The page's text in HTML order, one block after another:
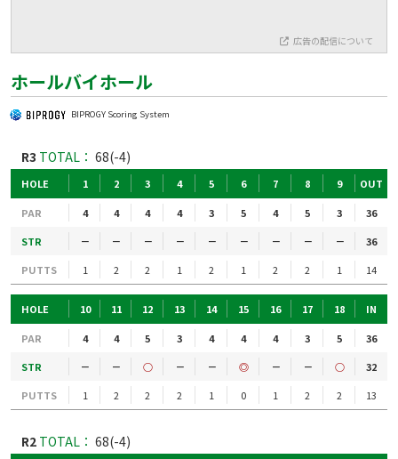
広告の配信について
ホールバイホール
BIPROGY Scoring System
R3 TOTAL： 68(-4)
HOLE 1 2 3 4 5 6 7 8 9 OUT
PAR 4 4 4 4 3 5 4 5 3
36
STR
－ － － － － － － － －
36
PUTTS
1 2 2 1 2 1 2 2 1 14
HOLE 10 11 12 13 14 15 16 17 18 IN
PAR 4 4 5 3 4 4 4 3 5
36
STR
－ － ○ － － ◎ － － ○
32
PUTTS
1 2 2 2 1 0 1 2 2 13
R2 TOTAL： 68(-4)